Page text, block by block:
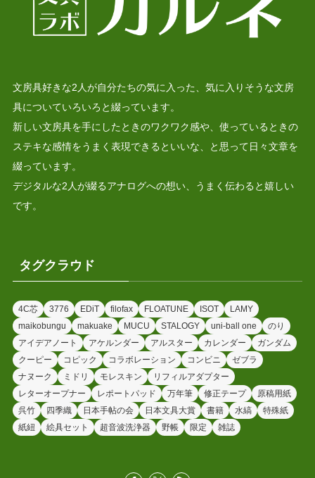
文房具好きな2人が自分たちの気に入った、気に入りそうな文房
具についていろいろと綴っています。
新しい文房具を手にしたときのワクワク感や、使っているときの
ステキな感情をうまく表現できるといいな、と思って日々文章を
綴っています。
デジタルな2人が綴るアナログへの想い、うまく伝わると嬉しい
です。
タグクラウド
4C芯 3776 EDiT filofax FLOATUNE ISOT
LAMY
maikobungu
makuake MUCU STALOGY uni-ball one
のり
アイデアノート
アケルンダー アルスター カレンダー
ガンダム
クーピー
コピック コラボレーション コンビニ
ゼブラ
ナヌーク
ミドリ モレスキン
リフィルアダプター
レターオープナー
レポートパッド 万年筆 修正テープ
原稿用紙
呉竹
四季織 日本手帖の会 日本文具大賞 書籍 水縞
特殊紙
紙紐
絵具セット 超音波洗浄器 野帳 限定 雑誌